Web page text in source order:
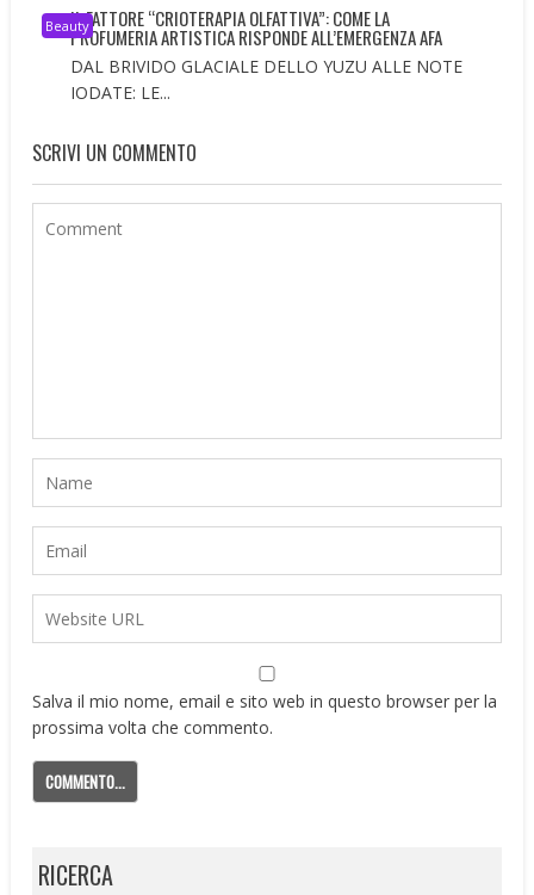
BeautyIL FATTORE “CRIOTERAPIA OLFATTIVA”: COME LA
PROFUMERIA ARTISTICA RISPONDE ALL’EMERGENZA AFA
DAL BRIVIDO GLACIALE DELLO YUZU ALLE NOTE
IODATE: LE...
SCRIVI UN COMMENTO
Salva il mio nome, email e sito web in questo browser per la
prossima volta che commento.
RICERCA